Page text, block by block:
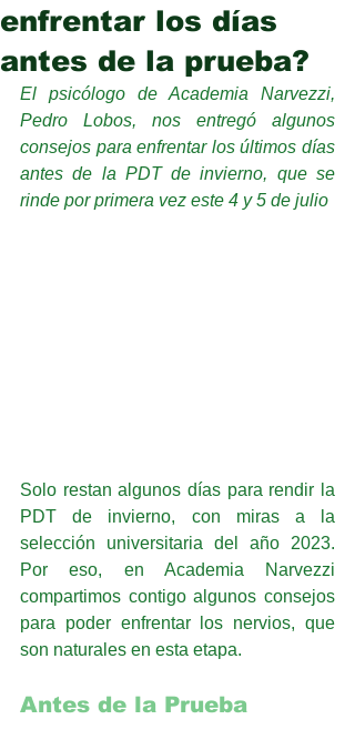
enfrentar los días
antes de la prueba?
El psicólogo de Academia Narvezzi,
Pedro Lobos, nos entregó algunos
consejos para enfrentar los últimos días
antes de la PDT de invierno, que se
rinde por primera vez este 4 y 5 de julio
Solo restan algunos días para rendir la
PDT de invierno, con miras a la
selección universitaria del año 2023.
Por eso, en Academia Narvezzi
compartimos contigo algunos consejos
para poder enfrentar los nervios, que
son naturales en esta etapa.
Antes de la Prueba